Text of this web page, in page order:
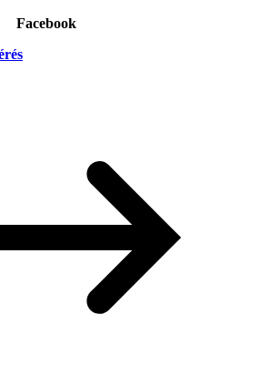
Facebook